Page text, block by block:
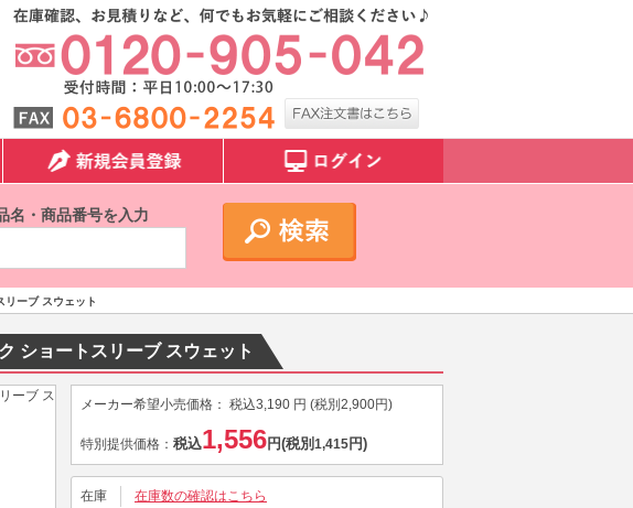
名・商品番号を入力
ーブ スウェット
ショートスリーブ スウェット
メーカー希望小売価格： 税込3,190 円 (税別 2,900円)
特別提供価格： 税込1,556円(税別 1,415円)
在庫 在庫数の確認はこちら